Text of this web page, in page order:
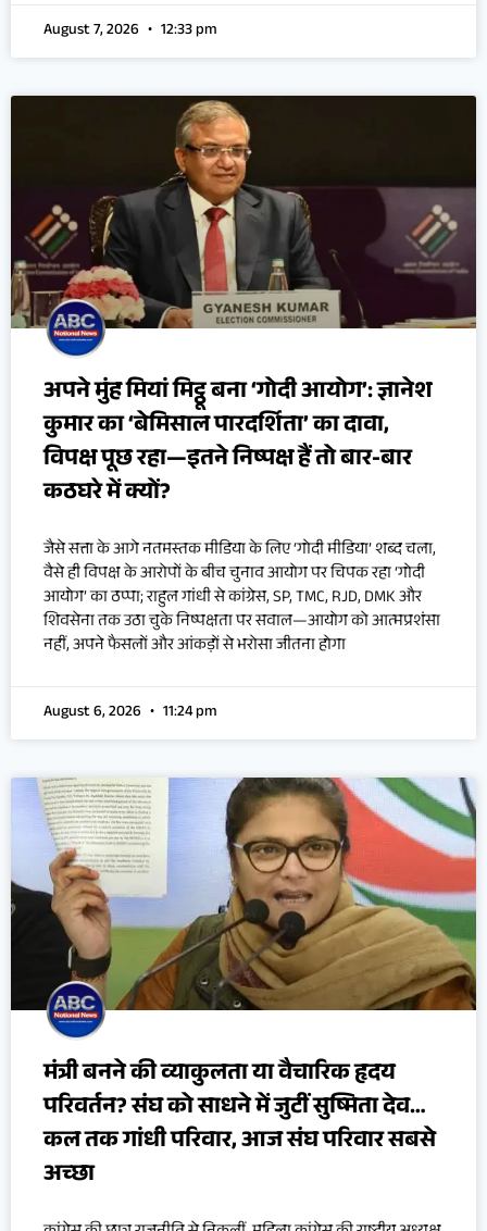
August 7, 2026 12:33 pm
अपने मुंह मियां मिट्ठू बना ‘गोदी आयोग’: ज्ञानेश
कुमार का ‘बेमिसाल पारदर्शिता’ का दावा,
विपक्ष पूछ रहा—इतने निष्पक्ष हैं तो बार-बार
कठघरे में क्यों?
जैसे सत्ता के आगे नतमस्तक मीडिया के लिए ‘गोदी मीडिया’ शब्द चला,
वैसे ही विपक्ष के आरोपों के बीच चुनाव आयोग पर चिपक रहा ‘गोदी
आयोग’ का ठप्पा; राहुल गांधी से कांग्रेस, SP, TMC, RJD, DMK और
शिवसेना तक उठा चुके निष्पक्षता पर सवाल—आयोग को आत्मप्रशंसा
नहीं, अपने फैसलों और आंकड़ों से भरोसा जीतना होगा
August 6, 2026 11:24 pm
मंत्री बनने की व्याकुलता या वैचारिक हृदय
परिवर्तन? संघ को साधने में जुटीं सुष्मिता देव…
कल तक गांधी परिवार, आज संघ परिवार सबसे
अच्छा